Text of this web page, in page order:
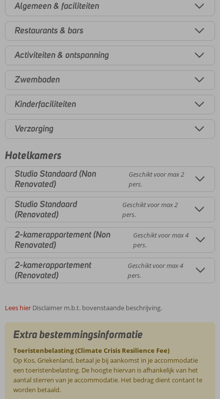
Algemeen & faciliteiten
Restaurants & bars
Activiteiten & ontspanning
Zwembaden
Kinderfaciliteiten
Verzorging
Hotelkamers
Studio Standaard (Non
Renovated)
Geschikt voor max 2
pers.
Studio Standaard
(Renovated)
Geschikt voor max 2
pers.
2-kamerappartement (Non
Renovated)
Geschikt voor max 4
pers.
2-kamerappartement
(Renovated)
Geschikt voor max 4
pers.
Lees hier Disclaimer m.b.t. bovenstaande beschrijving.
Extra bestemmingsinformatie
Toeristenbelasting (Climate Crisis Resilience Fee)
Op Kos, Griekenland, betaal je bij aankomst in je accommodatie
een toeristenbelasting. De hoogte hiervan is afhankelijk van het
aantal sterren van je accommodatie. Het bedrag dient contant te
worden betaald.